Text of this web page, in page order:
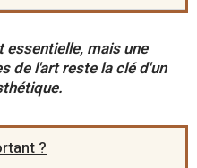
essentielle, mais une
de l'art reste la clé d'un
?